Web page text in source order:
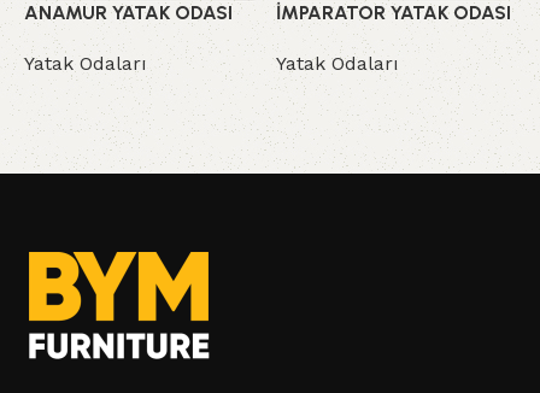
ANAMUR YATAK ODASI
Yatak Odaları
İMPARATOR YATAK ODASI
Yatak Odaları